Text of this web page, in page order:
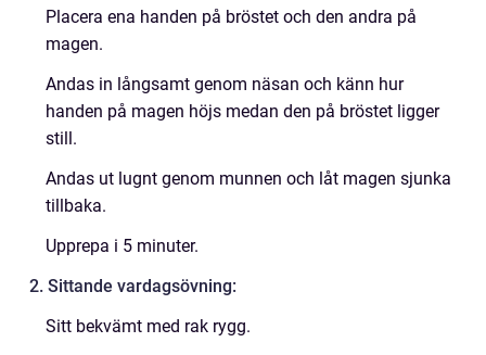
Placera ena handen på bröstet och den andra på
magen.
Andas in långsamt genom näsan och känn hur
handen på magen höjs medan den på bröstet ligger
still.
Andas ut lugnt genom munnen och låt magen sjunka
tillbaka.
Upprepa i 5 minuter.
2. Sittande vardagsövning:
Sitt bekvämt med rak rygg.